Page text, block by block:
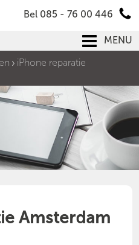
Bel 085 - 76 00 446
MENU
iPhone reparatie
Amsterdam